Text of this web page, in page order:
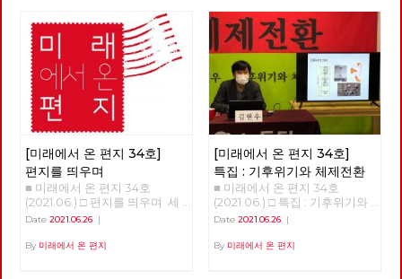
비트예술프로그램 '경계사진' 참
가자 10여 명이 모였다. 당 조직
에서 준비한 프로그램이었지만
참가자의 3분의 1은 문화예술위
원회 회원은물론 당원도 아닌 시
민이었다. 경계사진은 이후 2주
마다 서울둘레길 157km를 중심
으로 서울 경계의 숲과 마을을
함께 걸으며 사진으로 기록하기
시작한다. 그리고 수락산, 불암
산, 망우산, 아차산, 고덕산, 일자
산, 대모산, 구릉산, 우면산, 관악
산, 안양천, 봉산, 앵봉산, 북한산
을 거쳐 마침내 2021년 6월 20
일 출발지이자 종착지인 도봉산
이어진 그 길과 사람의 기록을
차별에 찬성합니다 □ 포토에세
이 : 올려다보며 □ 편집후기 : 사
람을 만나다 ■ 편집위원 : 김석
정, 나도원, 안보영, 이용규, 적
야, 현린
[미래에서 온 편지 34호]
편지를 띄우며
■ 미래에서 온 편지 34호
(2021.06.) □ 편지를 띄우며 세
상을 바꾸기 위해서는 물론이고
도 중요한 정치적 시간이 지나고
Date 2021.06.26 |
By 미래에서 온 편지
[미래에서 온 편지 34호]
특집 : 기후위기와 체제전환
■ 미래에서 온 편지 34호
(2021.06.) □ 특집 : 기후위기와
체제전환 기후위기와 체제전환
핑포인트 '1.5도 티핑포인트'라
Date 2021.06.26|
By 미래에서 온 편지